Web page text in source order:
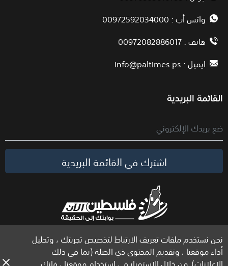
نحن نستخدم ملفات تعريف الارتباط لتخصيص تجربتك ، وتحليل
أداء موقعنا ، وتقديم المحتوى ذي الصلة (بما في ذلك
واتس أب : 00972592034000
هاتف : 00972082886017
ايميل :info@paltimes.ps
القائمة البريدية
اشترك في القائمة البريدية
الحقوق محفوظة لموقع فلسطين الآن © 2026